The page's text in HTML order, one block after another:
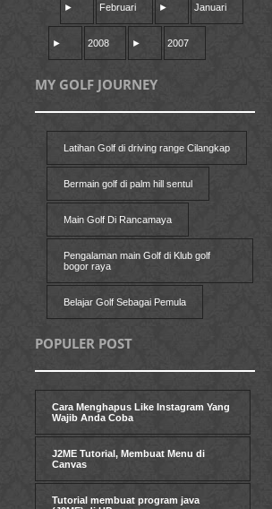
► Februari ► Januari
► 2008 ► 2007
MY GOLF JOURNEY
Latihan Golf di driving range Cilangkap
Bermain golf di palm hill sentul
Main Golf Di Rancamaya
Pengalaman main Golf di Klub golf
bogor raya
Belajar Golf Sebagai Pemula
POPULER POST
Cara Menghapus Like Instagram Yang
Wajib Anda Coba
J2ME Tutorial, Membuat Menu di
Canvas
Tutorial membuat program java